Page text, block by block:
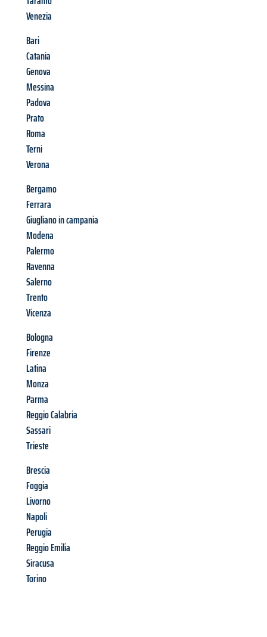
Venezia
Bari
Catania
Genova
Messina
Padova
Prato
Roma
Terni
Verona
Bergamo
Ferrara
Giugliano in campania
Modena
Palermo
Ravenna
Salerno
Trento
Vicenza
Bologna
Firenze
Latina
Monza
Parma
Reggio Calabria
Sassari
Trieste
Brescia
Foggia
Livorno
Napoli
Perugia
Reggio Emilia
Siracusa
Torino